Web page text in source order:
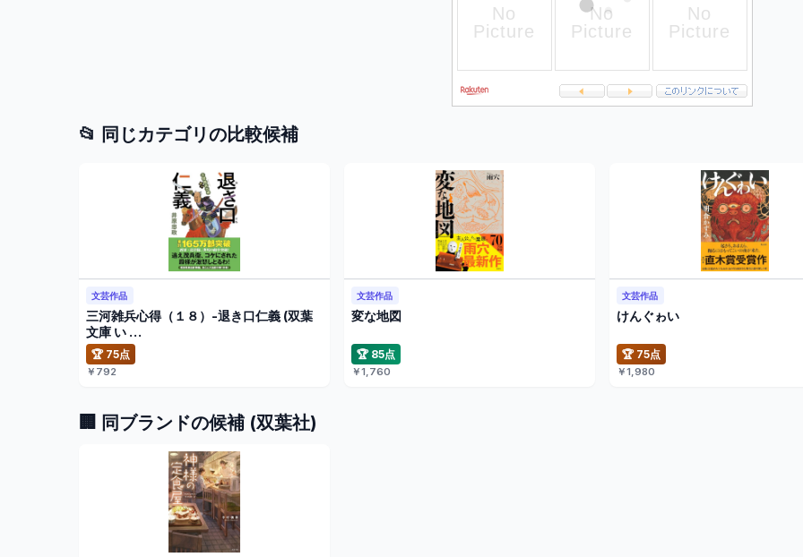
📂 同じカテゴリの比較候補
文芸作品
三河雑兵心得（１８）-退き口仁義 (双葉
文庫 い …
🏆 75点
￥792
文芸作品
変な地図
🏆 85点
￥1,760
文芸作品
けんぐゎい
🏆 75点
￥1,980
🏢 同ブランドの候補 (双葉社)